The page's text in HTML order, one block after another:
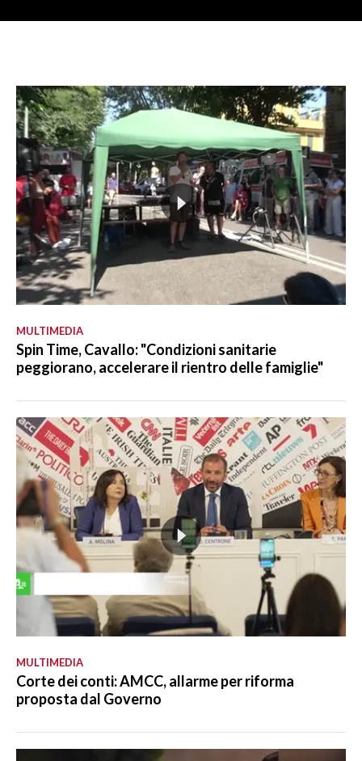
MULTIMEDIA
Spin Time, Cavallo: "Condizioni sanitarie
peggiorano, accelerare il rientro delle famiglie"
MULTIMEDIA
Corte dei conti: AMCC, allarme per riforma
proposta dal Governo